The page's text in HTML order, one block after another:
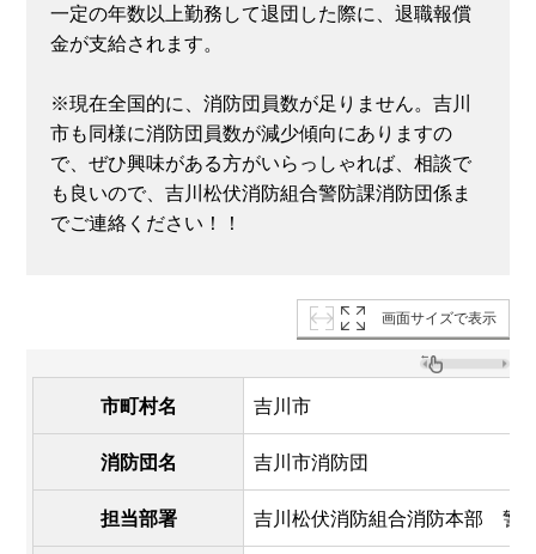
一定の年数以上勤務して退団した際に、退職報償
金が支給されます。
※現在全国的に、消防団員数が足りません。吉川
市も同様に消防団員数が減少傾向にありますの
で、ぜひ興味がある方がいらっしゃれば、相談で
も良いので、吉川松伏消防組合警防課消防団係ま
でご連絡ください！！
画面サイズで表示
市町村名 吉川市
消防団名 吉川市消防団
担当部署 吉川松伏消防組合消防本部 警